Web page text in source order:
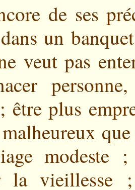
de ses
un
veut pas
être plus
modeste
la vieillesse